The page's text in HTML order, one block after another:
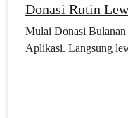
Donasi Rutin
Mulai Donasi Bulanan
Aplikasi. Langsung